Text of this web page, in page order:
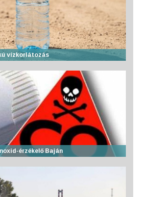
vízkorlátozás
érzékelő Baján